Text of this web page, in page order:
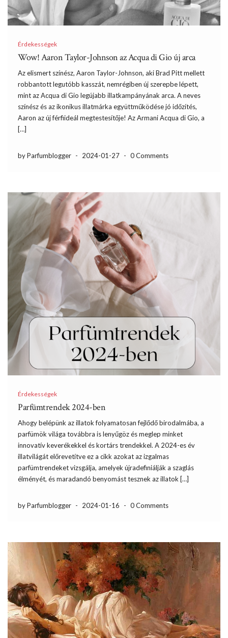
Érdekességek
Wow! Aaron Taylor-Johnson az Acqua di Gio új arca
Az elismert színész, Aaron Taylor-Johnson, aki Brad Pitt mellett
robbantott legutóbb kasszát, nemrégiben új szerepbe lépett,
mint az Acqua di Gio legújabb illatkampányának arca. A neves
színész és az ikonikus illatmárka együttműködése jó időzítés,
Aaron az új férfiideál megtestesítője! Az Armani Acqua di Gio, a
[…]
by Parfumblogger - 2024-01-27 - 0 Comments
Érdekességek
Parfümtrendek 2024-ben
Ahogy belépünk az illatok folyamatosan fejlődő birodalmába, a
parfümök világa továbbra is lenyűgöz és meglep minket
innovatív keverékekkel és kortárs trendekkel. A 2024-es év
illatvilágát előrevetítve ez a cikk azokat az izgalmas
parfümtrendeket vizsgálja, amelyek újradefiniálják a szaglás
élményét, és maradandó benyomást tesznek az illatok […]
by Parfumblogger - 2024-01-16 - 0 Comments